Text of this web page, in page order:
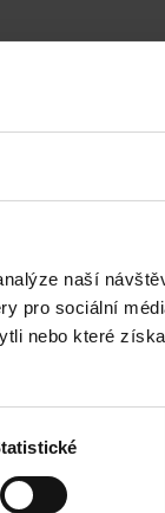
naší
pro sociální
nebo které